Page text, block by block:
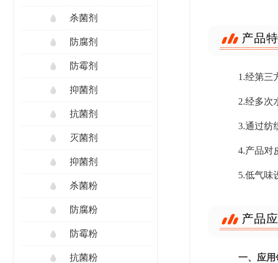
杀菌剂
防腐剂
防霉剂
抑菌剂
抗菌剂
灭菌剂
抑菌剂
杀菌粉
防腐粉
防霉粉
抗菌粉
产品
1.经第三
2.经多次
3.通过纺
4.产品对
5.低气味
产品
一、应用